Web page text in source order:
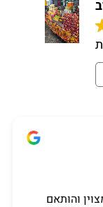
היה מצוין והותאם